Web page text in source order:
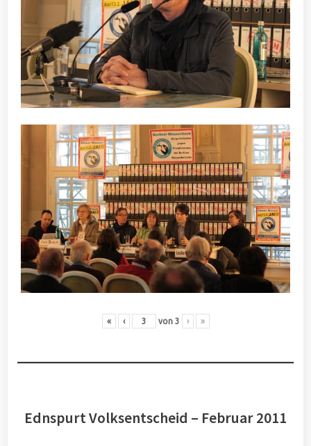
« ‹ von 3 › »
Ednspurt Volksentscheid – Februar 2011